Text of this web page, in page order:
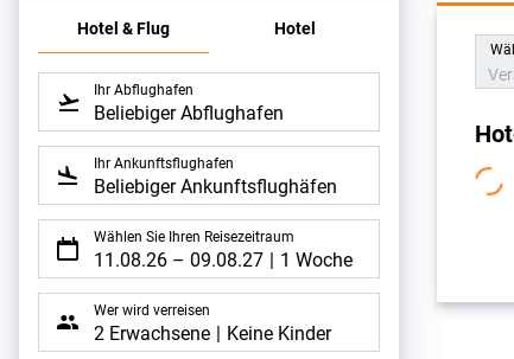
Hotel & Flug Hotel
Ihr Abflughafen
Beliebiger Abflughafen
Ihr Ankunftsflughafen
Beliebiger Ankunftsflughäfen
Wählen Sie Ihren Reisezeitraum
11.08.26 – 09.08.27 1 Woche
Wer wird verreisen
2 Erwachsene Keine Kinder